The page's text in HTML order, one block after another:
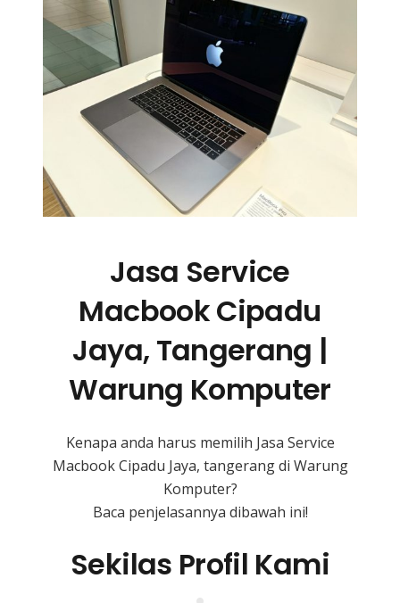
Jasa Service
Macbook Cipadu
Jaya, Tangerang |
Warung Komputer
Kenapa anda harus memilih Jasa Service
Macbook Cipadu Jaya, tangerang di Warung
Komputer?
Baca penjelasannya dibawah ini!
Sekilas Profil Kami